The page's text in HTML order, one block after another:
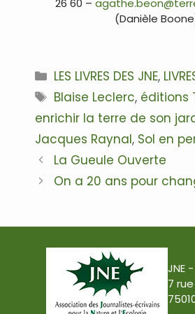
(Danièle
Catégories
LES LIVRES DES JNE,
Étiquettes
Blaise Leclerc, éditions
enrichir la terre de son
Jacques Raynal, Sol en
Navigation
des
La Gueule Ouverte
On a 20 ans pour
JNE
7